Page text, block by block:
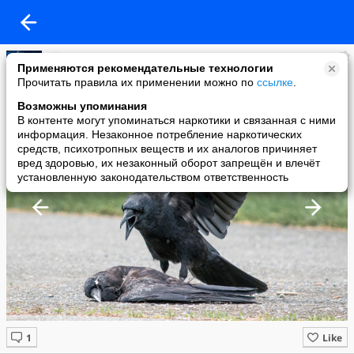
Применяются рекомендательные технологии
Прочитать правила их применении можно по ссылке
Возможны упоминания
В контенте могут упоминаться наркотики и связанная с ними
информация. Незаконное потребление наркотических
средств, психотропных веществ и их аналогов причиняет
вред здоровью, их незаконный оборот запрещён и влечёт
установленную законодательством ответственность
ellsa
added a photo
25 Mar в 10:48
Like